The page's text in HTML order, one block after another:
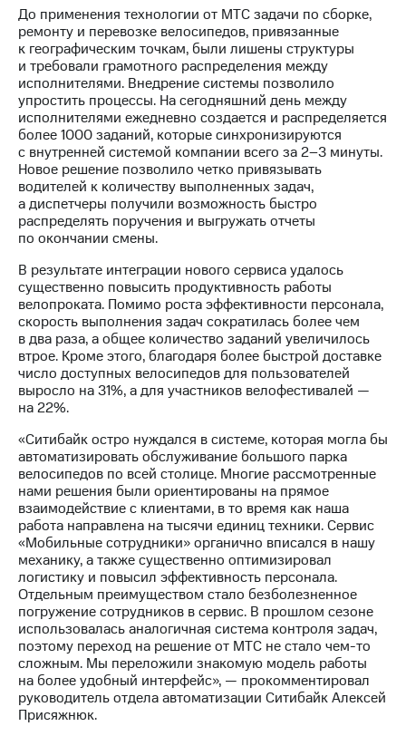
Контакты
Новости
в
регионе
и акционерам
Корпоративное
управление
Корпоративный
секретарь
Раскрытие
информации
акционерам
Документы
ПАО
"МТС"
Собрания
акционеров
Личный
кабинет
капитал
Контроль
и
аудит
Рынок
акций
Описание
Программа
приобретения
Порядок
выкупа
акций
Дивиденды
Рынок
облигаций
До применения технологии от МТС задачи по сборке,
ремонту и перевозке велосипедов, привязанные
к географическим точкам, были лишены структуры
и требовали грамотного распределения между
исполнителями. Внедрение системы позволило
упростить процессы. На сегодняшний день между
исполнителями ежедневно создается и распределяется
более 1000 заданий, которые синхронизируются
с внутренней системой компании всего за 2–3 минуты.
Новое решение позволило четко привязывать
водителей к количеству выполненных задач,
а диспетчеры получили возможность быстро
распределять поручения и выгружать отчеты
по окончании смены.
В результате интеграции нового сервиса удалось
существенно повысить продуктивность работы
велопроката. Помимо роста эффективности персонала,
скорость выполнения задач сократилась более чем
в два раза, а общее количество заданий увеличилось
втрое. Кроме этого, благодаря более быстрой доставке
число доступных велосипедов для пользователей
выросло на 31%, а для участников велофестивалей —
на 22%.
«Ситибайк остро нуждался в системе, которая могла бы
автоматизировать обслуживание большого парка
велосипедов по всей столице. Многие рассмотренные
нами решения были ориентированы на прямое
взаимодействие с клиентами, в то время как наша
работа направлена на тысячи единиц техники. Сервис
«Мобильные сотрудники» органично вписался в нашу
механику, а также существенно оптимизировал
логистику и повысил эффективность персонала.
Отдельным преимуществом стало безболезненное
погружение сотрудников в сервис. В прошлом сезоне
использовалась аналогичная система контроля задач,
поэтому переход на решение от МТС не стало чем-то
сложным. Мы переложили знакомую модель работы
на более удобный интерфейс», — прокомментировал
руководитель отдела автоматизации Ситибайк Алексей
Присяжнюк.